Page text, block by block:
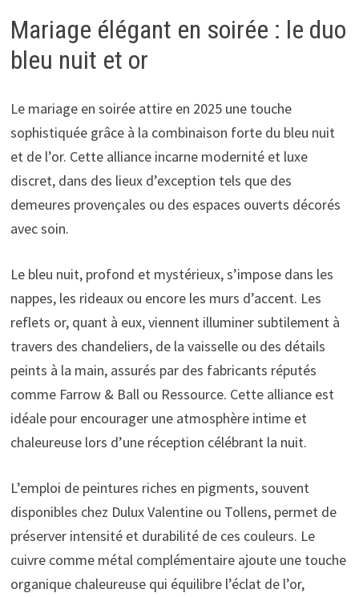
Mariage élégant en soirée : le duo
bleu nuit et or
Le mariage en soirée attire en 2025 une touche
sophistiquée grâce à la combinaison forte du bleu nuit
et de l’or. Cette alliance incarne modernité et luxe
discret, dans des lieux d’exception tels que des
demeures provençales ou des espaces ouverts décorés
avec soin.
Le bleu nuit, profond et mystérieux, s’impose dans les
nappes, les rideaux ou encore les murs d’accent. Les
reflets or, quant à eux, viennent illuminer subtilement à
travers des chandeliers, de la vaisselle ou des détails
peints à la main, assurés par des fabricants réputés
comme Farrow & Ball ou Ressource. Cette alliance est
idéale pour encourager une atmosphère intime et
chaleureuse lors d’une réception célébrant la nuit.
L’emploi de peintures riches en pigments, souvent
disponibles chez Dulux Valentine ou Tollens, permet de
préserver intensité et durabilité de ces couleurs. Le
cuivre comme métal complémentaire ajoute une touche
organique chaleureuse qui équilibre l’éclat de l’or,